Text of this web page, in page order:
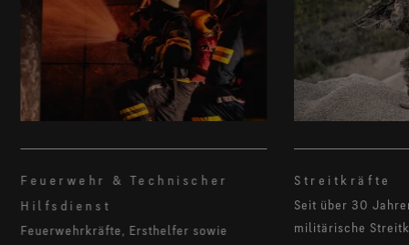
WINDSTOPPER® by GORE-TEX LABS®
Produkttechnologie
Absolut winddicht und maximal atmungsaktiv.
GORE-TEX® EXTRAGUARD Obermaterialtechnologie
Extreme Robustheit bei dauerhafter Leichtigkeit
Feuerwehr & Technischer
Hilfsdienst
Feuerwehrkräfte, Ersthelfer sowie
Streitkräfte
Seit über 30
militärische